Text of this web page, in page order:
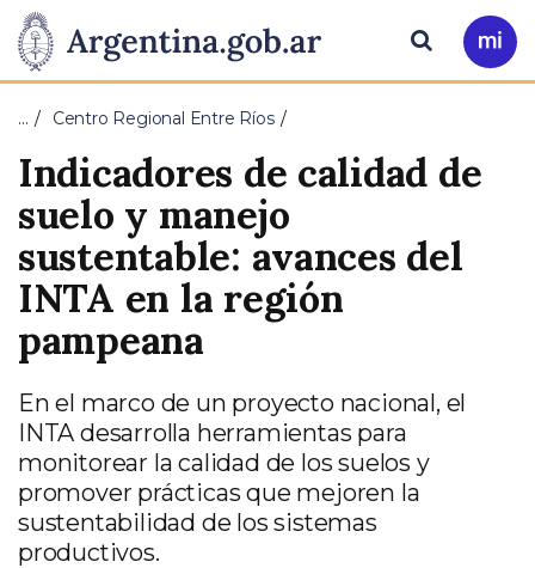
Presidencia
de
la
Nación
Pasar al contenido principal
Ir
a
Buscar
… Centro Regional Entre Ríos
Indicadores de calidad de
suelo y manejo
sustentable: avances del
INTA en la región
pampeana
En el marco de un proyecto nacional, el
INTA desarrolla herramientas para
monitorear la calidad de los suelos y
promover prácticas que mejoren la
sustentabilidad de los sistemas
productivos.